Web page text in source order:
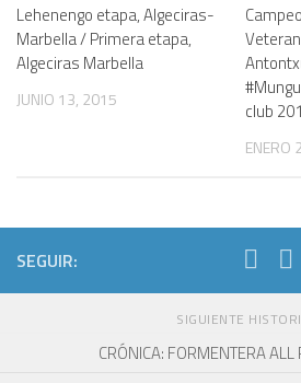
Lehenengo etapa, Algeciras-
Marbella / Primera etapa,
Algeciras Marbella
JUNIO 13, 2015
club
ENERO
SEGUIR:
SIGUIENTE
​CRÓNICA: FORMENTERA